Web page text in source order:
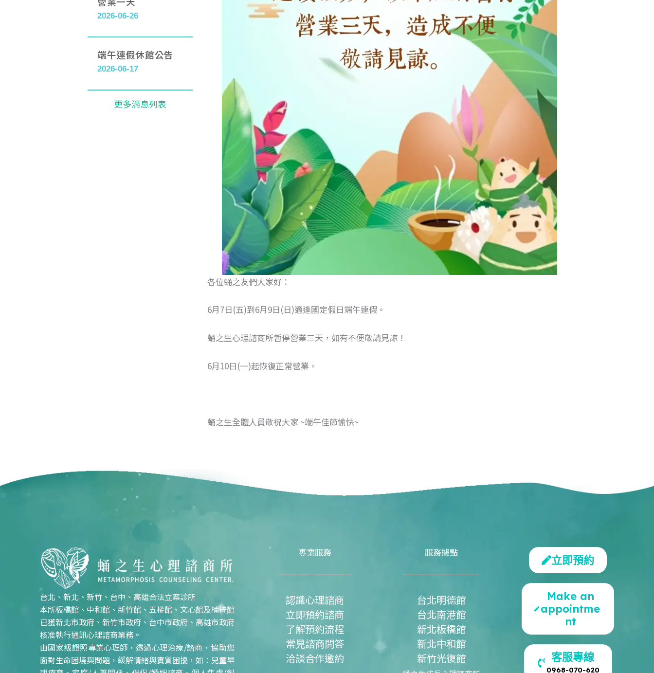
2026-06-26
端午連假休館公告
2026-06-17
更多消息列表
各位蛹之友們大家好：
6月7日(五)到6月9日(日)適逢國定假日端午連假。
蛹之生心理諮商所暫停營業三天，如有不便敬請見諒！
6月10日(一)起恢復正常營業。
蛹之生全體人員敬祝大家 ~端午佳節愉快~
台北、新北、新竹、台中、高雄合法立案診所
本所板橋館、中和館、新竹館、五權館、文心館及楠梓館
已獲新北市政府、新竹市政府、台中市政府、高雄市政府
核准執行通訊心理諮商業務。
由國家級證照專業心理師，透過心理治療/諮商，協助您
面對生命困境與問題，緩解情緒與實質困擾，如：兒童早
專業服務
認識心理諮商
立即預約諮商
了解預約流程
常見諮商問答
洽談合作邀約
服務據點
台北明德館
台北南港館
新北板橋館
新北中和館
新竹光復館
立即預約
Make an
appointme
nt
客服專線
0968-070-620